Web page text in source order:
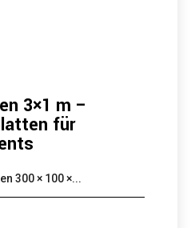
3×1 m –
für
300 × 100 ×...